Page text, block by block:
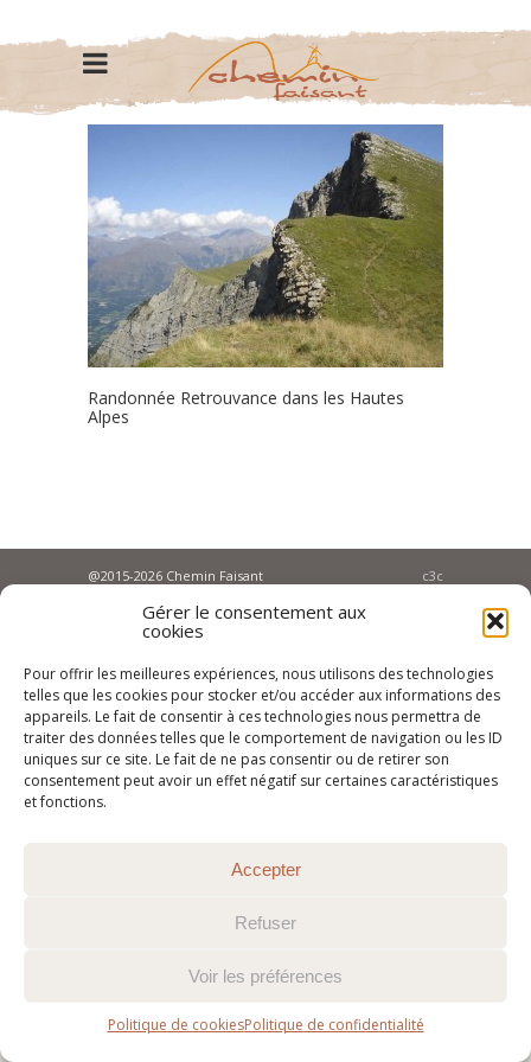
Gérer le consentement aux
cookies
Pour offrir les meilleures expériences, nous utilisons des technologies
telles que les cookies pour stocker et/ou accéder aux informations des
appareils. Le fait de consentir à ces technologies nous permettra de
traiter des données telles que le comportement de navigation ou les ID
uniques sur ce site. Le fait de ne pas consentir ou de retirer son
consentement peut avoir un effet négatif sur certaines caractéristiques
et fonctions.
Accepter
Refuser
Voir les préférences
Politique de cookiesPolitique de confidentialité
Randonnée Retrouvance dans les Hautes
Alpes
@2015-2026 Chemin Faisant c3c